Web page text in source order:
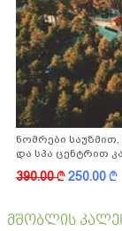
ნომრები
და სპა ცენტრით
390.00k250.00k
მშობლის